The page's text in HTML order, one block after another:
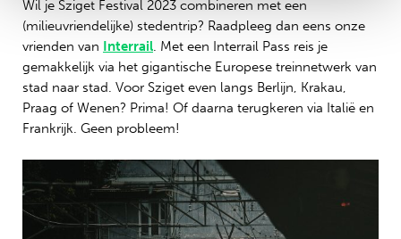
Wil je Sziget Festival 2023 combineren met een
(milieuvriendelijke) stedentrip? Raadpleeg dan eens onze
vrienden van Interrail. Met een Interrail Pass reis je
gemakkelijk via het gigantische Europese treinnetwerk van
stad naar stad. Voor Sziget even langs Berlijn, Krakau,
Praag of Wenen? Prima! Of daarna terugkeren via Italië en
Frankrijk. Geen probleem!